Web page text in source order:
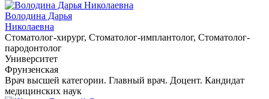
Володина Дарья
Николаевна
Cтоматолог-хирург, Cтоматолог-имплантолог, Cтоматолог-
пародонтолог
Университет
Фрунзенская
Врач высшей категории. Главный врач. Доцент. Кандидат
медицинских наук